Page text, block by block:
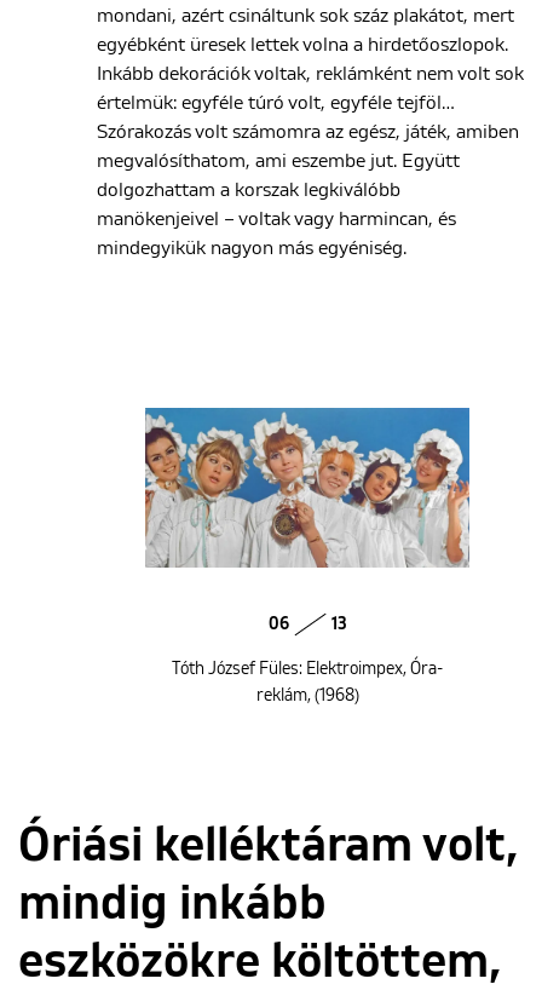
mondani, azért csináltunk sok száz plakátot, mert
egyébként üresek lettek volna a hirdetőoszlopok.
Inkább dekorációk voltak, reklámként nem volt sok
értelmük: egyféle túró volt, egyféle tejföl…
Szórakozás volt számomra az egész, játék, amiben
megvalósíthatom, ami eszembe jut. Együtt
dolgozhattam a korszak legkiválóbb
manökenjeivel – voltak vagy harmincan, és
mindegyikük nagyon más egyéniség.
06 13
Tóth József Füles: Elektroimpex, Óra-
reklám, (1968)
Óriási kelléktáram volt,
mindig inkább
eszközökre költöttem,